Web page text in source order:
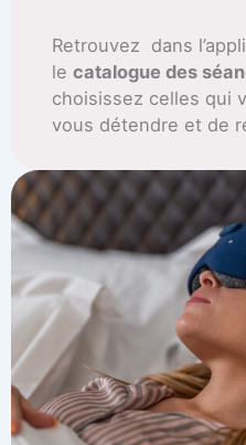
Retrouvez dans
le catalogue des
choisissez celles qui
vous détendre et de